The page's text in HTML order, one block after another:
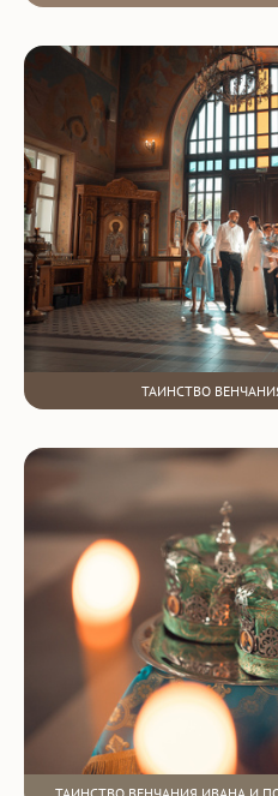
ТАИНСТВО